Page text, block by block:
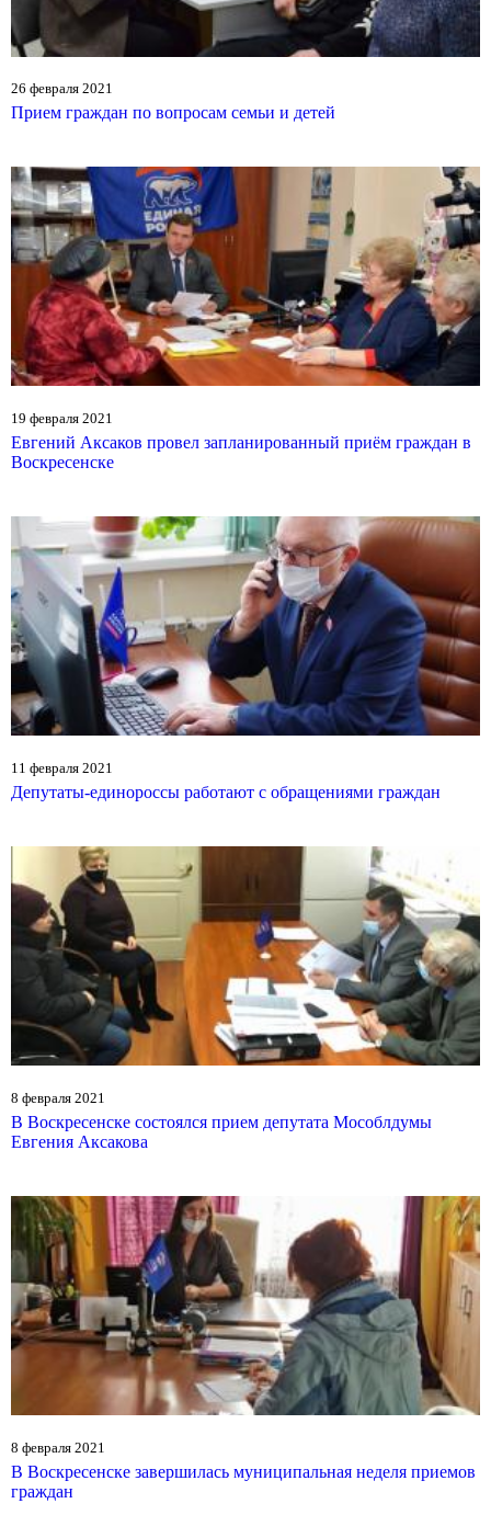
26 февраля 2021
Прием граждан по вопросам семьи и детей
19 февраля 2021
Евгений Аксаков провел запланированный приём граждан в
Воскресенске
11 февраля 2021
Депутаты-единороссы работают с обращениями граждан
8 февраля 2021
В Воскресенске состоялся прием депутата Мособлдумы
Евгения Аксакова
8 февраля 2021
В Воскресенске завершилась муниципальная неделя приемов
граждан